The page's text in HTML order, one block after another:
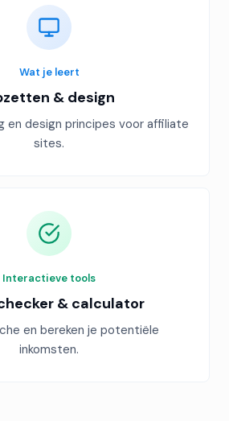
Wat je leert
& design
en design principes voor affiliate
sites.
Interactieve tools
& calculator
en bereken je potentiële
inkomsten.